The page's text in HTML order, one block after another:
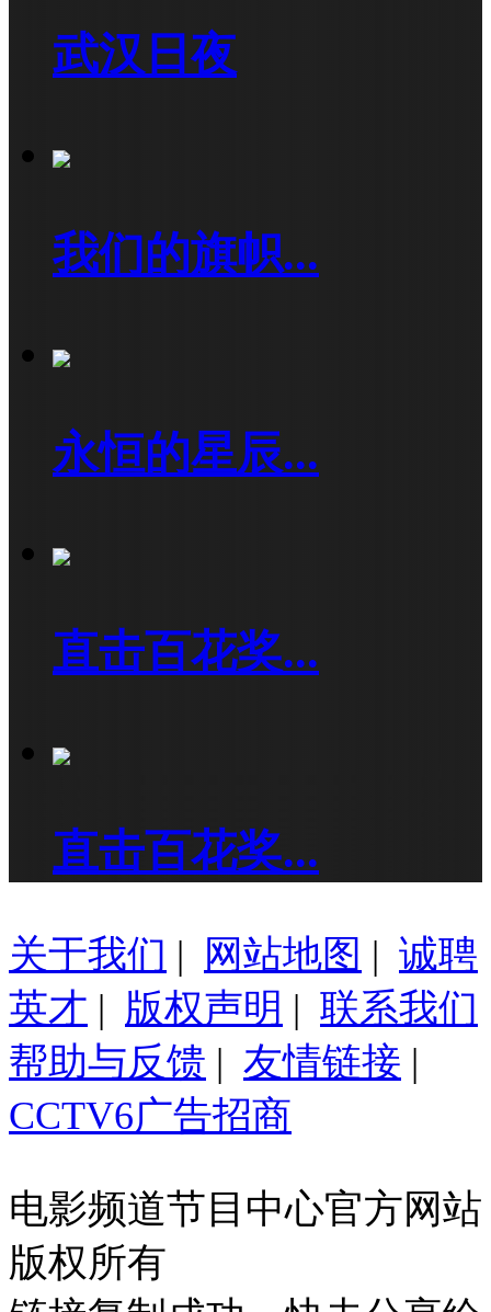
武汉日夜
我们的旗帜...
永恒的星辰...
直击百花奖...
直击百花奖...
关于我们 | 网站地图 | 诚聘
英才 | 版权声明 | 联系我们
帮助与反馈 | 友情链接 |
CCTV6广告招商
电影频道节目中心官方网站
版权所有